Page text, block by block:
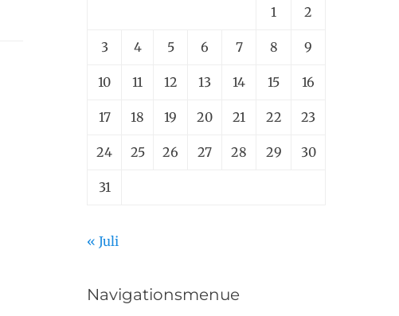
1 2
3 4 5 6 7 8 9
10 11 12 13 14 15 16
17 18 19 20 21 22 23
24 25 26 27 28 29 30
31
« Juli
Navigationsmenue